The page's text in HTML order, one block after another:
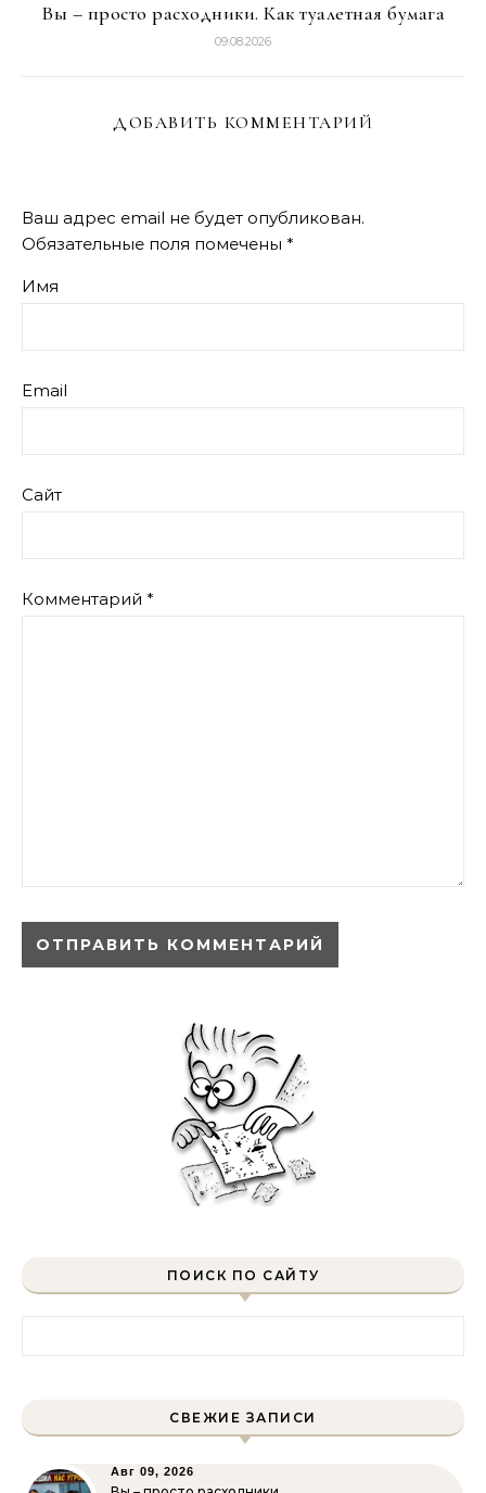
Вы – просто расходники. Как туалетная бумага
09.08.2026
ДОБАВИТЬ КОММЕНТАРИЙ
Ваш адрес email не будет опубликован.
Обязательные поля помечены *
Имя
Email
Сайт
Комментарий *
ПОИСК ПО САЙТУ
СВЕЖИЕ ЗАПИСИ
Авг 09, 2026